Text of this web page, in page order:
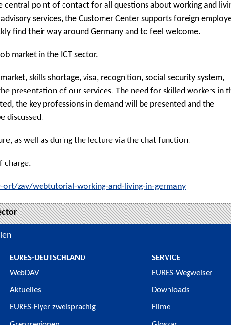
central point of contact for all questions about working and
services, the Customer Center supports foreign
find their way around Germany and to feel welcome.
market in the ICT sector.
skills shortage, visa, recognition, social security system,
presentation of our services. The need for skilled workers in
the key professions in demand will be presented and the
discussed.
as well as during the lecture via the chat function.
charge.
zav/webtutorial-working-and-living-in-germany
EURES-DEUTSCHLAND
WebDAV
Aktuelles
EURES-Flyer zweisprachig
SERVICE
EURES-Wegweiser
Downloads
Filme